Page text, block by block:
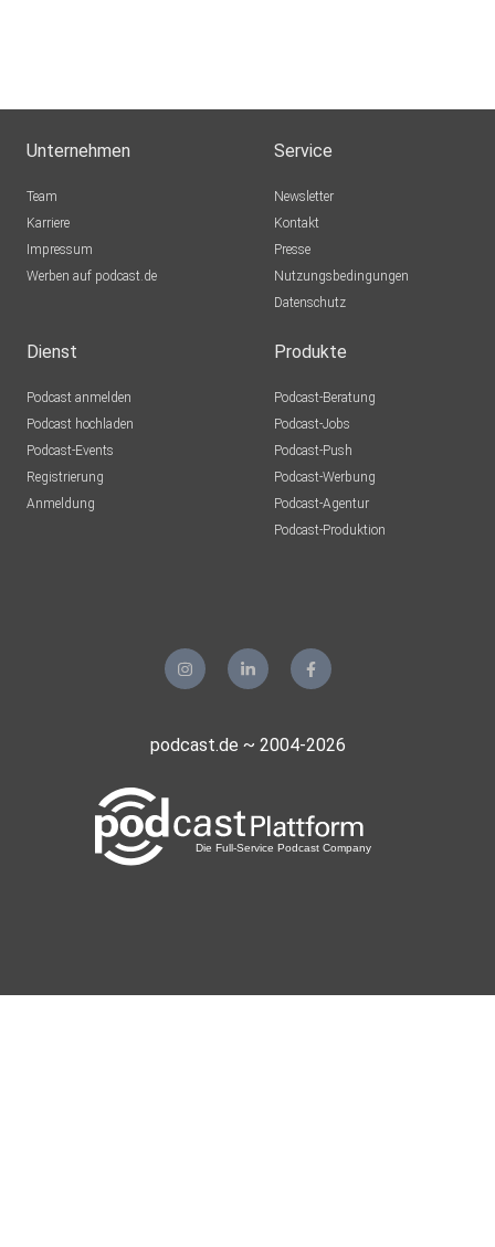
Unternehmen
Team
Karriere
Impressum
Werben auf podcast.de
Service
Newsletter
Kontakt
Presse
Nutzungsbedingungen
Datenschutz
Dienst
Podcast anmelden
Podcast hochladen
Podcast-Events
Registrierung
Anmeldung
Produkte
Podcast-Beratung
Podcast-Jobs
Podcast-Push
Podcast-Werbung
Podcast-Agentur
Podcast-Produktion
podcast.de ~ 2004-2026